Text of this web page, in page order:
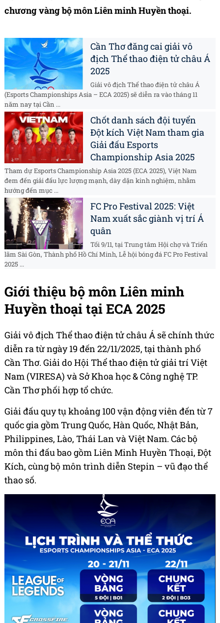
chương vàng bộ môn Liên minh Huyền thoại.
Cần Thơ đăng cai giải vô
địch Thể thao điện tử châu Á
2025
Giải vô địch Thể thao điện tử châu Á
(Esports Championships Asia – ECA 2025) sẽ diễn ra vào tháng 11
năm nay tại Cần ...
Chốt danh sách đội tuyển
Đột kích Việt Nam tham gia
Giải đấu Esports
Championship Asia 2025
Tham dự Esports Championship Asia 2025 (ECA 2025), Việt Nam
đem đến giải đấu lực lượng mạnh, dày dặn kinh nghiệm, nhằm
hướng đến mục ...
FC Pro Festival 2025: Việt
Nam xuất sắc giành vị trí Á
quân
Tối 9/11, tại Trung tâm Hội chợ và Triển
lãm Sài Gòn, Thành phố Hồ Chí Minh, Lễ hội bóng đá FC Pro Festival
2025 ...
Giới thiệu bộ môn Liên minh
Huyền thoại tại ECA 2025
Giải vô địch Thể thao điện tử châu Á sẽ chính thức
diễn ra từ ngày 19 đến 22/11/2025, tại thành phố
Cần Thơ. Giải do Hội Thể thao điện tử giải trí Việt
Nam (VIRESA) và Sở Khoa học & Công nghệ TP.
Cần Thơ phối hợp tổ chức.
Giải đấu quy tụ khoảng 100 vận động viên đến từ 7
quốc gia gồm Trung Quốc, Hàn Quốc, Nhật Bản,
Philippines, Lào, Thái Lan và Việt Nam. Các bộ
môn thi đấu bao gồm Liên Minh Huyền Thoại, Đột
Kích, cùng bộ môn trình diễn Stepin – vũ đạo thể
thao số.